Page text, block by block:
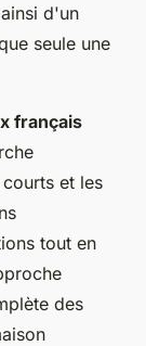
d'un
seule une
français
et les
tout en
des